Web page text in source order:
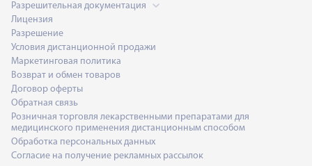
Разрешительная документация
Лицензия
Разрешение
Условия дистанционной продажи
Маркетинговая политика
Возврат и обмен товаров
Договор оферты
Обратная связь
Розничная торговля лекарственными препаратами для
медицинского применения дистанционным способом
Обработка персональных данных
Согласие на получение рекламных рассылок